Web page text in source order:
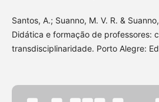
Santos, A.; Suanno, M. V. R. &
Didática e formação de professores:
transdisciplinaridade. Porto Alegre: